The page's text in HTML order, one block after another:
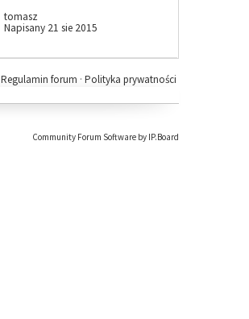
tomasz
Napisany 21 sie 2015
Polityka prywatności
Regulamin forum ·
Community Forum Software by IP.Board